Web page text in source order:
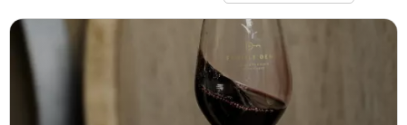
Brochures & Cartes Offices de tourisme Comment venir ?